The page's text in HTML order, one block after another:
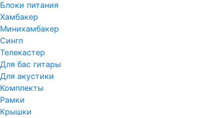
Блоки питания
Хамбакер
Минихамбакер
Сингл
Телекастер
Для бас гитары
Для акустики
Комплекты
Рамки
Крышки